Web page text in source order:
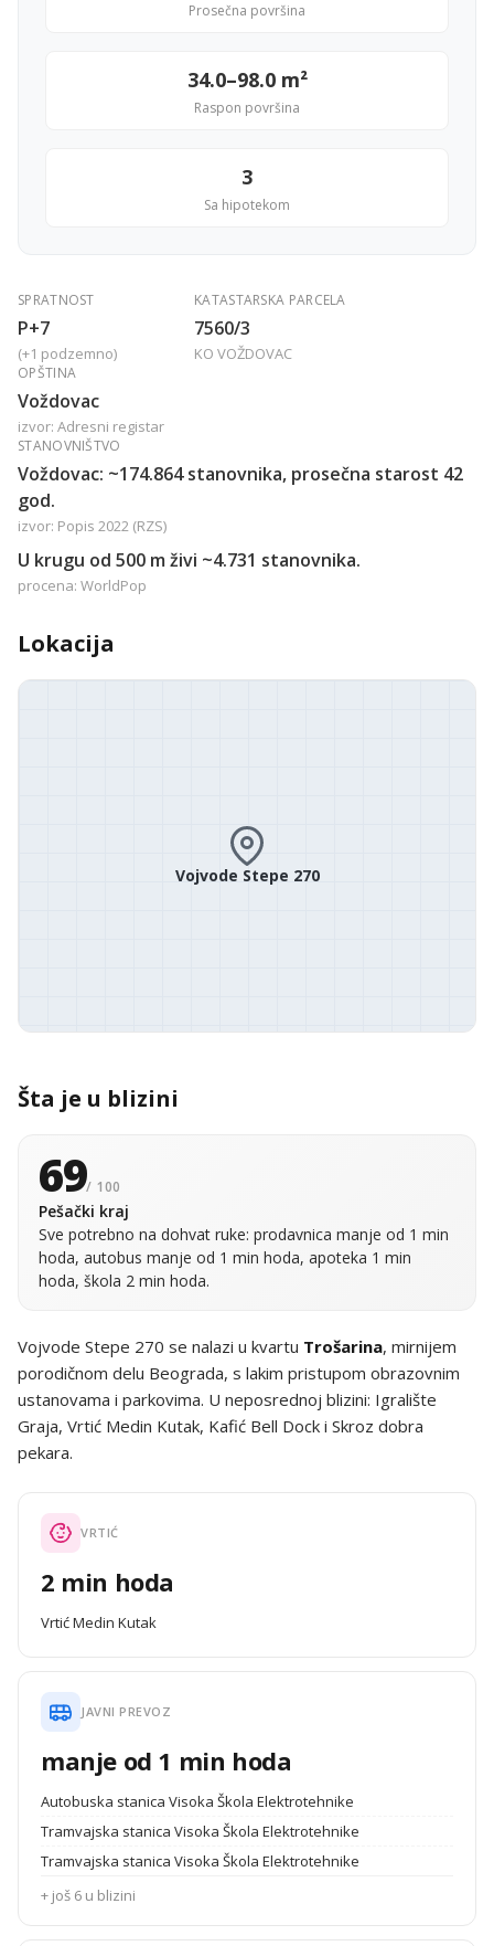
Prosečna površina
34.0–98.0 m²
Raspon površina
3
Sa hipotekom
SPRATNOST
P+7
(+1 podzemno)
KATASTARSKA PARCELA
7560/3
KO VOŽDOVAC
OPŠTINA
Voždovac
izvor: Adresni registar
STANOVNIŠTVO
Voždovac: ~174.864 stanovnika, prosečna starost 42
god.
izvor: Popis 2022 (RZS)
U krugu od 500 m živi ~4.731 stanovnika.
procena: WorldPop
Lokacija
Vojvode Stepe 270
Šta je u blizini
69/ 100
Pešački kraj
Sve potrebno na dohvat ruke: prodavnica manje od 1 min
hoda, autobus manje od 1 min hoda, apoteka 1 min
hoda, škola 2 min hoda.
Vojvode Stepe 270 se nalazi u kvartu Trošarina, mirnijem
porodičnom delu Beograda, s lakim pristupom obrazovnim
ustanovama i parkovima. U neposrednoj blizini: Igralište
Graja, Vrtić Medin Kutak, Kafić Bell Dock i Skroz dobra
pekara.
VRTIĆ
2 min hoda
Vrtić Medin Kutak
JAVNI PREVOZ
manje od 1 min hoda
Autobuska stanica Visoka Škola Elektrotehnike
Tramvajska stanica Visoka Škola Elektrotehnike
Tramvajska stanica Visoka Škola Elektrotehnike
+ još 6 u blizini